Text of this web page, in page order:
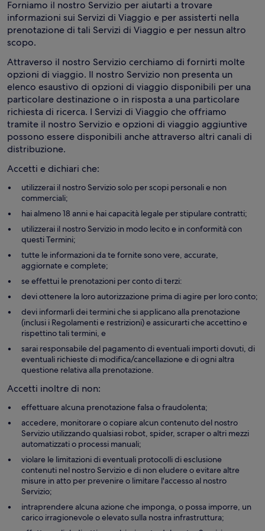
Forniamo il nostro Servizio per aiutarti a trovare
informazioni sui Servizi di Viaggio e per assisterti nella
prenotazione di tali Servizi di Viaggio e per nessun altro
scopo.
Attraverso il nostro Servizio cerchiamo di fornirti molte
opzioni di viaggio. Il nostro Servizio non presenta un
elenco esaustivo di opzioni di viaggio disponibili per una
particolare destinazione o in risposta a una particolare
richiesta di ricerca. I Servizi di Viaggio che offriamo
tramite il nostro Servizio e opzioni di viaggio aggiuntive
possono essere disponibili anche attraverso altri canali di
distribuzione.
Accetti e dichiari che:
utilizzerai il nostro Servizio solo per scopi personali e non
commerciali;
hai almeno 18 anni e hai capacità legale per stipulare contratti;
utilizzerai il nostro Servizio in modo lecito e in conformità con
questi Termini;
tutte le informazioni da te fornite sono vere, accurate,
aggiornate e complete;
se effettui le prenotazioni per conto di terzi:
devi ottenere la loro autorizzazione prima di agire per loro conto;
devi informarli dei termini che si applicano alla prenotazione
(inclusi i Regolamenti e restrizioni) e assicurarti che accettino e
rispettino tali termini, e
sarai responsabile del pagamento di eventuali importi dovuti, di
eventuali richieste di modifica/cancellazione e di ogni altra
questione relativa alla prenotazione.
Accetti inoltre di non:
effettuare alcuna prenotazione falsa o fraudolenta;
accedere, monitorare o copiare alcun contenuto del nostro
Servizio utilizzando qualsiasi robot, spider, scraper o altri mezzi
automatizzati o processi manuali;
violare le limitazioni di eventuali protocolli di esclusione
contenuti nel nostro Servizio e di non eludere o evitare altre
misure in atto per prevenire o limitare l'accesso al nostro
Servizio;
intraprendere alcuna azione che imponga, o possa imporre, un
carico irragionevole o elevato sulla nostra infrastruttura;